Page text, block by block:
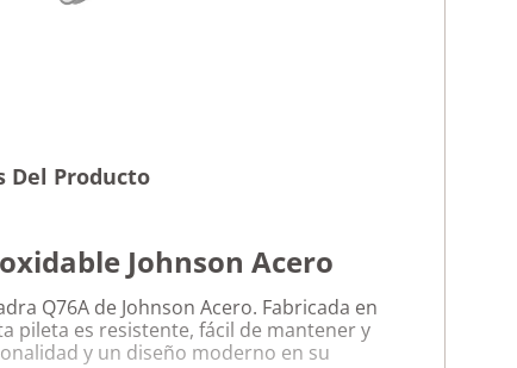
Del Producto
Johnson Acero
Q76A de Johnson Acero. Fabricada en
pileta es resistente, fácil de mantener y
y un diseño moderno en su